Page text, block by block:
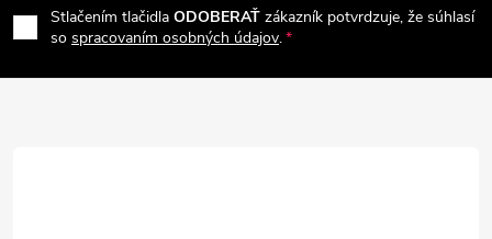
r
v
e
p
Stlačením tlačidla ODOBERAŤ zákazník potvrdzuje, že súhlasí
so spracovaním osobných údajov.